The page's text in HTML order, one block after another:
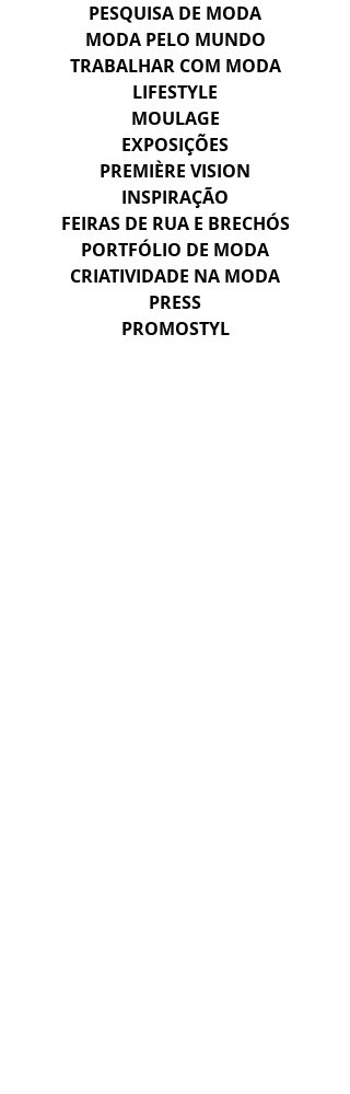
PESQUISA DE MODA
MODA PELO MUNDO
TRABALHAR COM MODA
LIFESTYLE
MOULAGE
EXPOSIÇÕES
PREMIÈRE VISION
INSPIRAÇÃO
FEIRAS DE RUA E BRECHÓS
PORTFÓLIO DE MODA
CRIATIVIDADE NA MODA
PRESS
PROMOSTYL